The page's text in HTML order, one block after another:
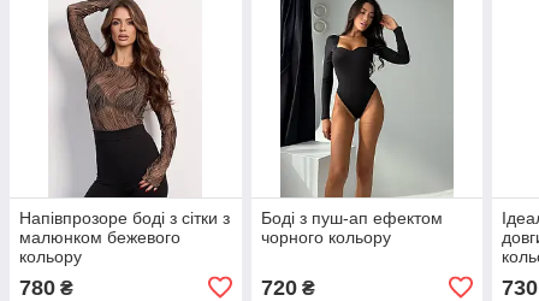
Напівпрозоре боді з сітки з
малюнком бежевого
кольору
780 ₴
Боді з пуш-ап ефектом
чорного кольору
720₴ 730